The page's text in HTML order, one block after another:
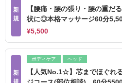
新
規
【腰痛・腰の張り・腰の重だ
状に◎本格マッサージ60分
¥5,500
新
規
ボディケア ヘッド
【人気No.1☆】芯までほぐれ